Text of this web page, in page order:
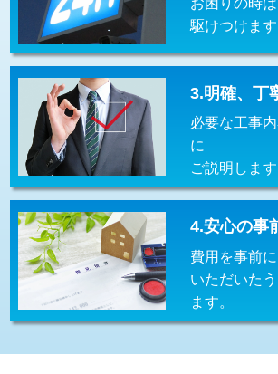
交換・取付(排水栓・排水トラップ
（P/S/ポップアップ））
交換・取付（その他部品）
持込商品取付（単水栓）
持込商品取付（混合水栓）
持込商品取付（浄水器・分岐水栓）
給水管工事※（ホール加工)
給水管工事※（バンド止め)
給水管工事※（支持金具設置)
駆けつけます
3.明確、丁
必要な工事
に
ご説明します
4.安心の事
費用を事前
いただいた
ます。